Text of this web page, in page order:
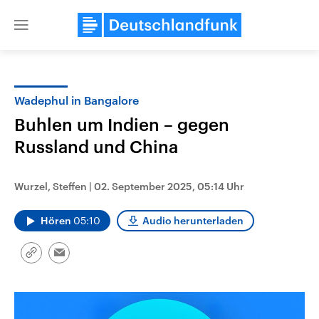
Close
Landtagswahl Sachsen-Anhalt
2026
September 2026 einen neuen
Landtag. Seit 2021 wird das
Bundesland von einer Koalition aus
gehören die Vereinigten
den mächtigsten Ländern
mit großem Einfluss auf
Wadephul in Bangalore
Buhlen um Indien – gegen
Russland und China
Wurzel, Steffen | 02. September 2025, 05:14 Uhr
Hören 05:10 Audio herunterladen
Link
Email